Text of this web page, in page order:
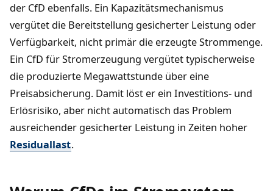
der CfD ebenfalls. Ein Kapazitätsmechanismus
vergütet die Bereitstellung gesicherter Leistung oder
Verfügbarkeit, nicht primär die erzeugte Strommenge.
Ein CfD für Stromerzeugung vergütet typischerweise
die produzierte Megawattstunde über eine
Preisabsicherung. Damit löst er ein Investitions- und
Erlösrisiko, aber nicht automatisch das Problem
ausreichender gesicherter Leistung in Zeiten hoher
Residuallast.